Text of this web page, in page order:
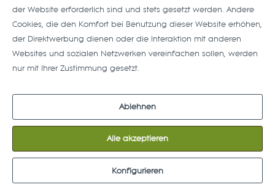
der Website erforderlich sind und stets gesetzt werden. Andere
Cookies, die den Komfort bei Benutzung dieser Website erhöhen,
der Direktwerbung dienen oder die Interaktion mit anderen
Websites und sozialen Netzwerken vereinfachen sollen, werden
nur mit Ihrer Zustimmung gesetzt.
Ablehnen
Alle akzeptieren
Konfigurieren